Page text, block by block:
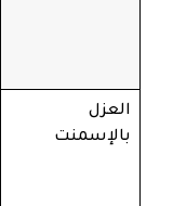
العزل
بالإسمنت